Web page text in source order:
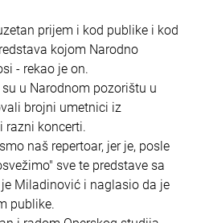
prijem i kod publike i kod
kojom Narodno
- rekao je on.
u Narodnom pozorištu u
brojni umetnici iz
razni koncerti.
naš repertoar, jer je, posle
sve te predstave sa
Miladinović i naglasio da je
publike.